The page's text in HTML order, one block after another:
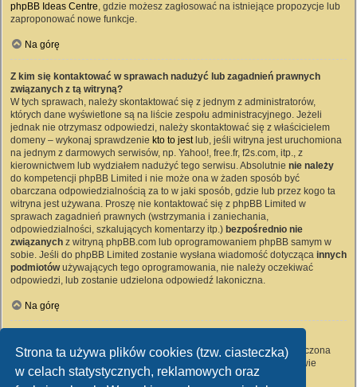
Strona ta używa plików cookies (tzw. ciasteczka)
w celach statystycznych, reklamowych oraz
phpBB Ideas Centre, gdzie możesz zagłosować na istniejące propozycje lub
zaproponować nowe funkcje.
Na górę
Z kim się kontaktować w sprawach nadużyć lub zagadnień prawnych
związanych z tą witryną?
W tych sprawach, należy skontaktować się z jednym z administratorów,
których dane wyświetlone są na liście zespołu administracyjnego. Jeżeli
jednak nie otrzymasz odpowiedzi, należy skontaktować się z właścicielem
domeny – wykonaj sprawdzenie kto to jestlub, jeśli witryna jest uruchomiona
na jednym z darmowych serwisów, np. Yahoo!, free.fr, f2s.com, itp., z
kierownictwem lub wydziałem nadużyć tego serwisu. Absolutnie nie należy
do kompetencji phpBB Limited i nie może ona w żaden sposób być
obarczana odpowiedzialnością za to w jaki sposób, gdzie lub przez kogo ta
witryna jest używana. Proszę nie kontaktować się z phpBB Limited w
sprawach zagadnień prawnych (wstrzymania i zaniechania,
odpowiedzialności, szkalujących komentarzy itp.) bezpośrednio nie
związanych z witryną phpBB.com lub oprogramowaniem phpBB samym w
sobie. Jeśli do phpBB Limited zostanie wysłana wiadomość dotycząca innych
podmiotówużywających tego oprogramowania, nie należy oczekiwać
odpowiedzi, lub zostanie udzielona odpowiedź lakoniczna.
Na górę
Wszyscy użytkownicy witryny mogą używać – jeśli funkcja ta jest włączona
przez administratora witryny – formularza „Kontakt z nami”. Członkowie
witryny mogą także używać odnośnika „Zespół administracyjny”.